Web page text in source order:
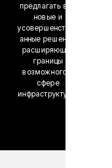
предлагать всё
новые и
усовершенствов
анные решения,
расширяющие
границы
возможного в
сфере
инфраструктуры.